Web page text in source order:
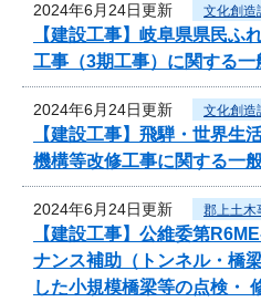
2024年6月24日更新 文化創造
【建設工事】岐阜県県民ふ
工事（3期工事）に関する
2024年6月24日更新 文化創造
【建設工事】飛騨・世界生
機構等改修工事に関する一
2024年6月24日更新 郡上土木
【建設工事】公維委第
ナンス補助（トンネル・橋
した小規模橋梁等の点検・